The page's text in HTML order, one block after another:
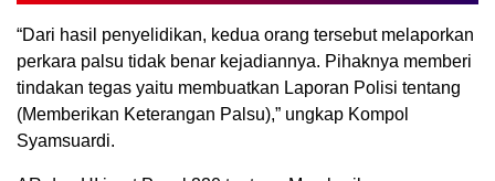
“Dari hasil penyelidikan, kedua orang tersebut melaporkan
perkara palsu tidak benar kejadiannya. Pihaknya memberi
tindakan tegas yaitu membuatkan Laporan Polisi tentang
(Memberikan Keterangan Palsu),” ungkap Kompol
Syamsuardi.